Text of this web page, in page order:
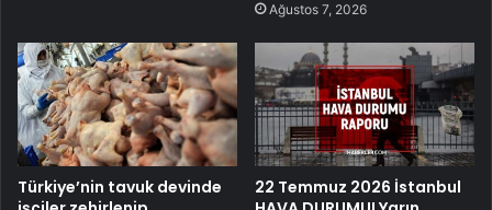
Ağustos 7, 2026
Türkiye’nin tavuk devinde
22 Temmuz 2026 İstanbul